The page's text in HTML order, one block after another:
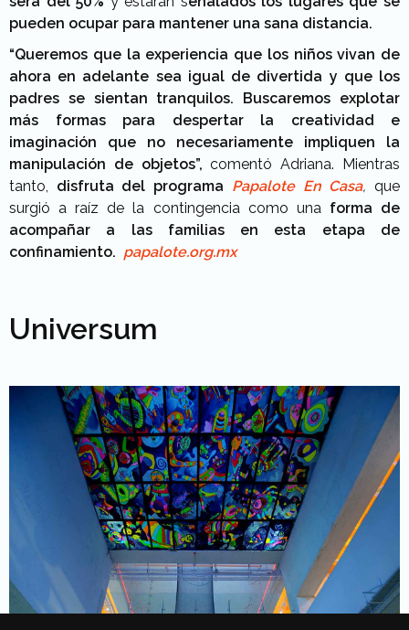
pueden ocupar para mantener una sana distancia.
“Queremos que la experiencia que los niños vivan de
ahora en adelante sea igual de divertida y que los
padres se sientan tranquilos. Buscaremos explotar
más formas para despertar la creatividad e
imaginación que no necesariamente impliquen la
manipulación de objetos”, comentó Adriana. Mientras
tanto, disfruta del programa Papalote En Casa, que
surgió a raíz de la contingencia como una forma de
acompañar a las familias en esta etapa de
confinamiento. papalote.org.mx
Universum